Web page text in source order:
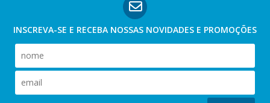
INSCREVA-SE E RECEBA NOSSAS NOVIDADES E PROMOÇÕES